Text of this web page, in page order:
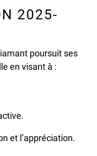
2025-
poursuit ses
en visant à :
et l’appréciation.